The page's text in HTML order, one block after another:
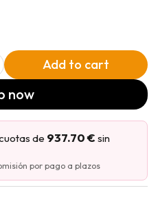
Add to cart
now
de 937.70 € sin
por pago a plazos